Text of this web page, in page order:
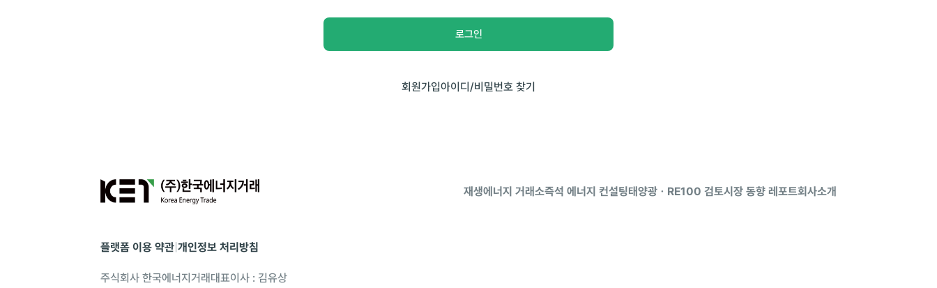
로그인
회원가입아이디/비밀번호 찾기
재생에너지 거래소즉석 에너지 컨설팅태양광ㆍRE100 검토시장 동향 레포트회사소개
플랫폼 이용 약관 개인정보 처리방침
주식회사 한국에너지거래대표이사 : 김유상